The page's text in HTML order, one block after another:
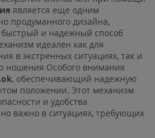
является еще одним
продуманного дизайна,
быстрый и надежный способ
идеален как для
в экстренных ситуациях, так и
ношения Особого внимания
, обеспечивающий надежную
положении. Этот механизм
и удобства
важно в ситуациях, требующих